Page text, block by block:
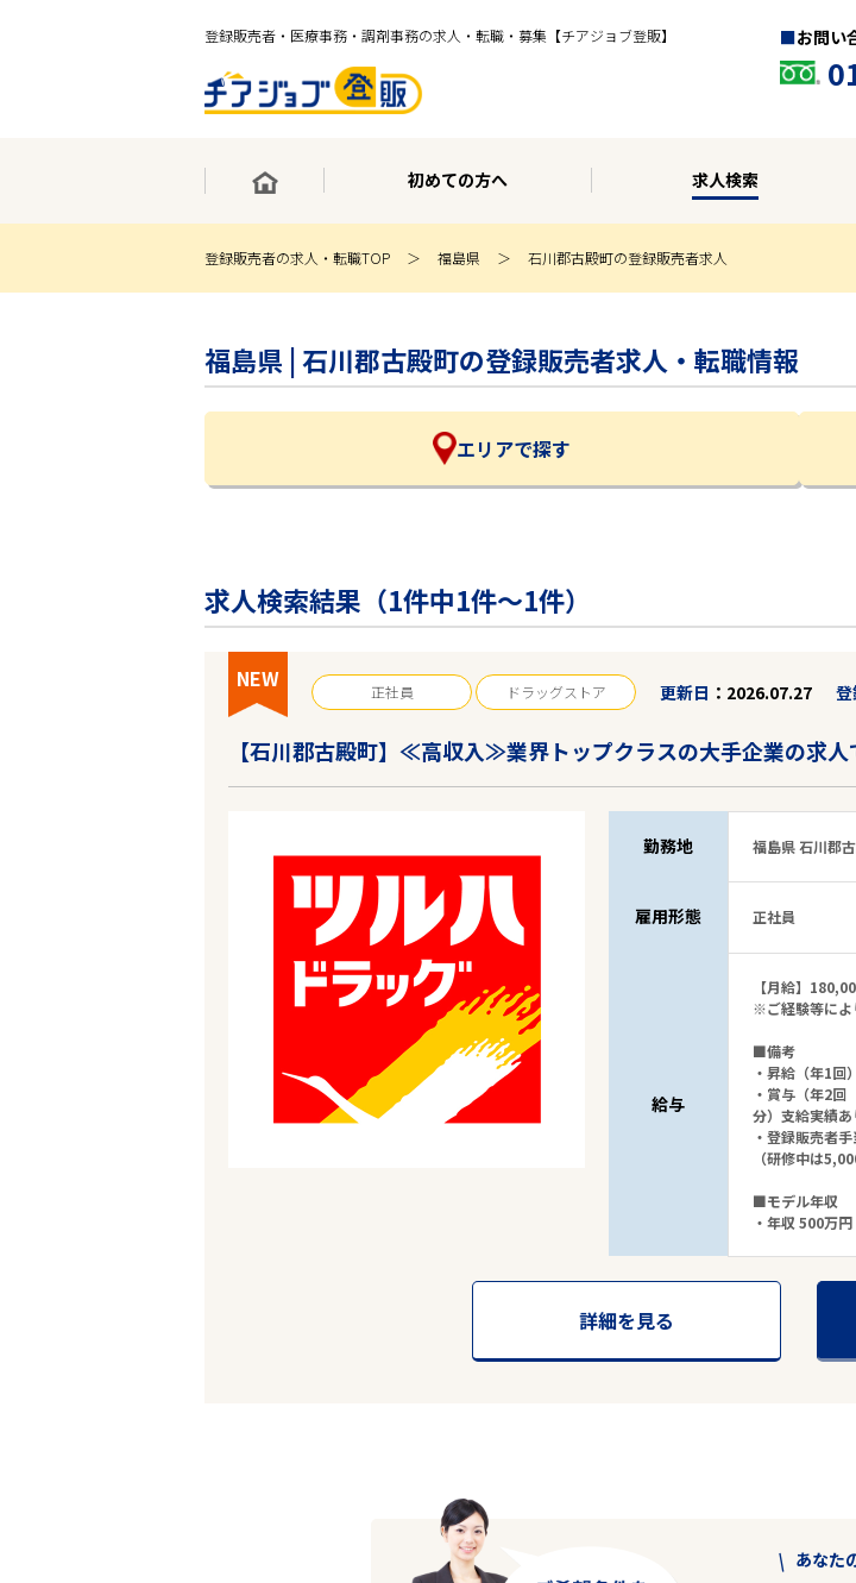
登録販売者・医療事務・調剤事務の求人・転職・募集【チアジョブ登販】 お問い
初めての方へ 求人検索
登録販売者の求人・転職TOP 福島県 石川郡古殿町の登録販売者求人
福島県 | 石川郡古殿町の登録販売者求人・転職情報
エリアで探す
求人検索結果（1件中1件～1件）
NEW 正社員 ドラッグストア 更新日 2026.07.27
【石川郡古殿町】≪高収入≫業界トップクラスの大手企業の求
勤務地 福島県 石川郡
雇用形態 正社員
給与
【月給】
※ご経験等によ
■備考
・昇給（年1回）
・賞与（年2
分）支給実績あ
・登録販売者
（研修中は
■モデル年収
・年収 500万円
詳細を見る
あなた